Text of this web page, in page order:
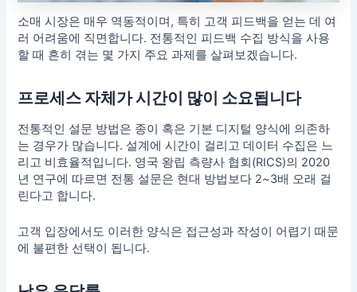
소매 시장은 매우 역동적이며, 특히 고객 피드백을 얻는 데 여
러 어려움에 직면합니다. 전통적인 피드백 수집 방식을 사용
할 때 흔히 겪는 몇 가지 주요 과제를 살펴보겠습니다.
프로세스 자체가 시간이 많이 소요됩니다
전통적인 설문 방법은 종이 혹은 기본 디지털 양식에 의존하
는 경우가 많습니다. 설계에 시간이 걸리고 데이터 수집은 느
리고 비효율적입니다. 영국 왕립 측량사 협회(RICS)의 2020
년 연구에 따르면 전통 설문은 현대 방법보다 2~3배 오래 걸
린다고 합니다.
고객 입장에서도 이러한 양식은 접근성과 작성이 어렵기 때문
에 불편한 선택이 됩니다.